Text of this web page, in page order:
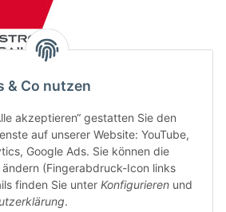
& Co nutzen
akzeptieren“ gestatten Sie den
auf unserer Website: YouTube,
Google Ads. Sie können die
(Fingerabdruck-Icon links
finden Sie unter Konfigurieren und
.